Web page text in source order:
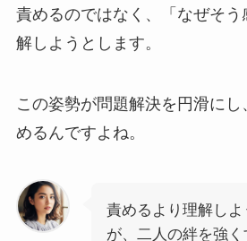
責めるのではなく、「なぜそう
解しようとします。
この姿勢が問題解決を円滑に
めるんですよね。
責めるより理解し
が、二人の絆を強く